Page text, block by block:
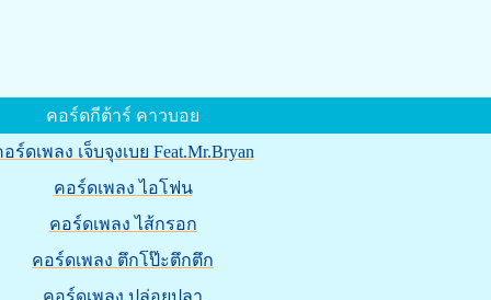
คอร์ดกีต้าร์ คาวบอย
ร์ดเพลง เจ็บจุงเบย Feat.Mr.Bryan
คอร์ดเพลง ไอโฟน
คอร์ดเพลง ไส้กรอก
คอร์ดเพลง ตึกโป๊ะตึกตึก
คอร์ดเพลง ปล่อยปลา